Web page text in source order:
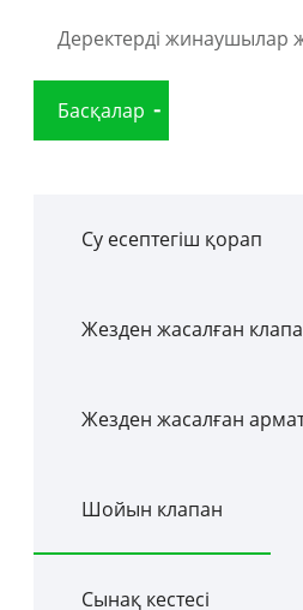
Деректерді жинаушылар
Басқалар
Су есептегіш қорап
Жезден жасалған
Жезден жасалған
Шойын клапан
Сынақ кестесі